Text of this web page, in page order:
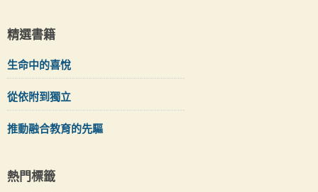
精選書籍
生命中的喜悅
從依附到獨立
推動融合教育的先驅
熱門標籤